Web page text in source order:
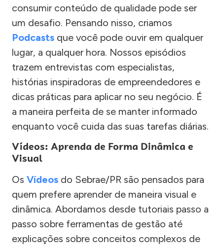
consumir conteúdo de qualidade pode ser
um desafio. Pensando nisso, criamos
Podcasts que você pode ouvir em qualquer
lugar, a qualquer hora. Nossos episódios
trazem entrevistas com especialistas,
histórias inspiradoras de empreendedores e
dicas práticas para aplicar no seu negócio. É
a maneira perfeita de se manter informado
enquanto você cuida das suas tarefas diárias.
Vídeos: Aprenda de Forma Dinâmica e
Visual
Os Vídeos do Sebrae/PR são pensados para
quem prefere aprender de maneira visual e
dinâmica. Abordamos desde tutoriais passo a
passo sobre ferramentas de gestão até
explicações sobre conceitos complexos de